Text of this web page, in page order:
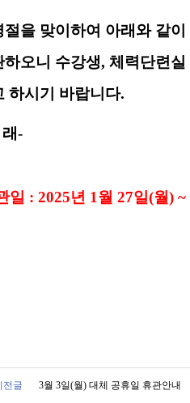
절을 맞이하여 아래와 같이
하오니 수강생, 체력단련
하시기 바랍니다.
-
일 : 2025년 1월 27일(월) ~
글 3월 3일(월) 대체 공휴일 휴관안내